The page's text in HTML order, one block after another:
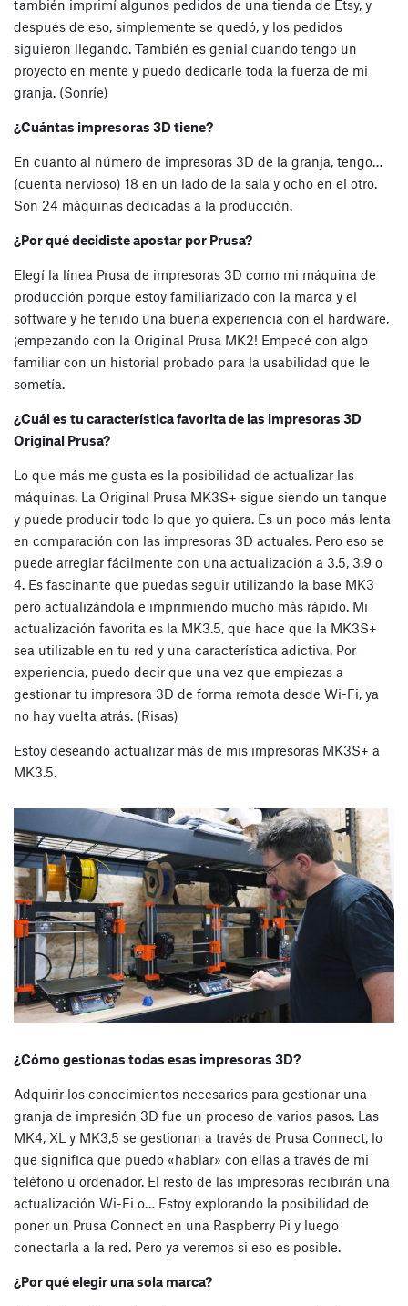
también imprimí algunos pedidos de una tienda de Etsy, y
después de eso, simplemente se quedó, y los pedidos
siguieron llegando. También es genial cuando tengo un
proyecto en mente y puedo dedicarle toda la fuerza de mi
granja. (Sonríe)
¿Cuántas impresoras 3D tiene?
En cuanto al número de impresoras 3D de la granja, tengo…
(cuenta nervioso) 18 en un lado de la sala y ocho en el otro.
Son 24 máquinas dedicadas a la producción.
¿Por qué decidiste apostar por Prusa?
Elegí la línea Prusa de impresoras 3D como mi máquina de
producción porque estoy familiarizado con la marca y el
software y he tenido una buena experiencia con el hardware,
¡empezando con la Original Prusa MK2! Empecé con algo
familiar con un historial probado para la usabilidad que le
sometía.
¿Cuál es tu característica favorita de las impresoras 3D
Original Prusa?
Lo que más me gusta es la posibilidad de actualizar las
máquinas. La Original Prusa MK3S+ sigue siendo un tanque
y puede producir todo lo que yo quiera. Es un poco más lenta
en comparación con las impresoras 3D actuales. Pero eso se
puede arreglar fácilmente con una actualización a 3.5, 3.9 o
4. Es fascinante que puedas seguir utilizando la base MK3
pero actualizándola e imprimiendo mucho más rápido. Mi
actualización favorita es la MK3.5, que hace que la MK3S+
sea utilizable en tu red y una característica adictiva. Por
experiencia, puedo decir que una vez que empiezas a
gestionar tu impresora 3D de forma remota desde Wi-Fi, ya
no hay vuelta atrás. (Risas)
Estoy deseando actualizar más de mis impresoras MK3S+ a
MK3.5.
¿Cómo gestionas todas esas impresoras 3D?
Adquirir los conocimientos necesarios para gestionar una
granja de impresión 3D fue un proceso de varios pasos. Las
MK4, XL y MK3,5 se gestionan a través de Prusa Connect, lo
que significa que puedo «hablar» con ellas a través de mi
teléfono u ordenador. El resto de las impresoras recibirán una
actualización Wi-Fi o… Estoy explorando la posibilidad de
poner un Prusa Connect en una Raspberry Pi y luego
conectarla a la red. Pero ya veremos si eso es posible.
¿Por qué elegir una sola marca?